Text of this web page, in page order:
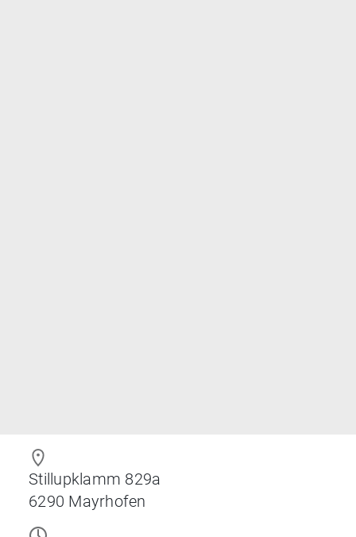
Stillupklamm 829a
6290 Mayrhofen